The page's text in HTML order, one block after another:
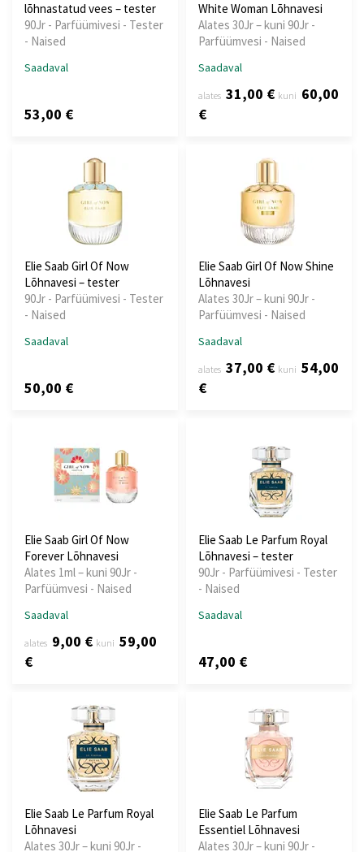
lõhnastatud vees – tester
90Jr - Parfüümivesi - Tester
- Naised
Saadaval
53,00 €
White Woman Lõhnavesi
Alates 30Jr – kuni 90Jr -
Parfüümvesi - Naised
Saadaval
alates 31,00 € kuni 60,00
€
Elie Saab Girl Of Now
Lõhnavesi – tester
90Jr - Parfüümivesi - Tester
- Naised
Saadaval
50,00 €
Elie Saab Girl Of Now Shine
Lõhnavesi
Alates 30Jr – kuni 90Jr -
Parfüümvesi - Naised
Saadaval
alates 37,00 € kuni 54,00
€
Elie Saab Girl Of Now
Forever Lõhnavesi
Alates 1ml – kuni 90Jr -
Parfüümvesi - Naised
Saadaval
alates 9,00 € kuni 59,00
€
Elie Saab Le Parfum Royal
Lõhnavesi – tester
90Jr - Parfüümivesi - Tester
- Naised
Saadaval
47,00 €
Elie Saab Le Parfum Royal
Lõhnavesi
Alates 30Jr – kuni 90Jr -
Elie Saab Le Parfum
Essentiel Lõhnavesi
Alates 30Jr – kuni 90Jr -